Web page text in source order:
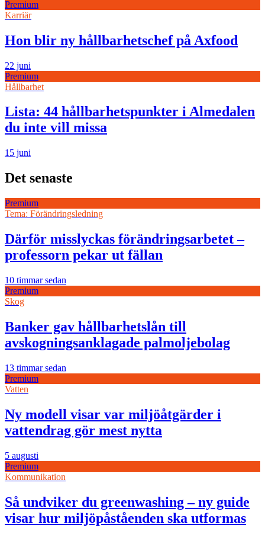
Premium
Karriär
Hon blir ny hållbarhetschef på Axfood
22 juni
Premium
Hållbarhet
Lista: 44 hållbarhetspunkter i Almedalen
du inte vill missa
15 juni
Det senaste
Premium
Tema: Förändringsledning
Därför misslyckas förändringsarbetet –
professorn pekar ut fällan
10 timmar sedan
Premium
Skog
Banker gav hållbarhetslån till
avskogningsanklagade palmoljebolag
13 timmar sedan
Premium
Vatten
Ny modell visar var miljöåtgärder i
vattendrag gör mest nytta
5 augusti
Premium
Kommunikation
Så undviker du greenwashing – ny guide
visar hur miljöpåståenden ska utformas